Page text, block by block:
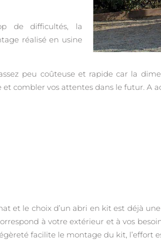
de difficultés, la
réalisé en usine
peu coûteuse et rapide car la
combler vos attentes dans le futur. A
et le choix d’un abri en kit est déjà
à votre extérieur et à vos
facilite le montage du kit, l’effort